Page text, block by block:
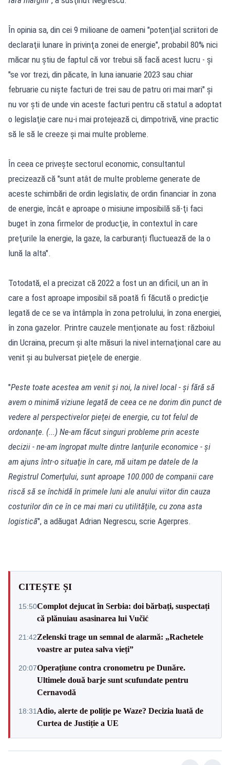
În opinia sa, din cei 9 milioane de oameni "potenţial scriitori de
declaraţii lunare în privinţa zonei de energie", probabil 80% nici
măcar nu ştiu de faptul că vor trebui să facă acest lucru - şi
"se vor trezi, din păcate, în luna ianuarie 2023 sau chiar
februarie cu nişte facturi de trei sau de patru ori mai mari" şi
nu vor şti de unde vin aceste facturi pentru că statul a adoptat
o legislaţie care nu-i mai protejează ci, dimpotrivă, vine practic
să le să le creeze şi mai multe probleme.
În ceea ce priveşte sectorul economic, consultantul
precizează că "sunt atât de multe probleme generate de
aceste schimbări de ordin legislativ, de ordin financiar în zona
de energie, încât e aproape o misiune imposibilă să-ţi faci
buget în zona firmelor de producţie, în contextul în care
preţurile la energie, la gaze, la carburanţi fluctuează de la o
lună la alta".
Totodată, el a precizat că 2022 a fost un an dificil, un an în
care a fost aproape imposibil să poată fi făcută o predicţie
legată de ce se va întâmpla în zona petrolului, în zona energiei,
în zona gazelor. Printre cauzele menţionate au fost: războiul
din Ucraina, precum şi alte măsuri la nivel internaţional care au
venit şi au bulversat pieţele de energie.
"Peste toate acestea am venit şi noi, la nivel local - şi fără să
avem o minimă viziune legată de ceea ce ne dorim din punct de
vedere al perspectivelor pieţei de energie, cu tot felul de
ordonanţe. (...) Ne-am făcut singuri probleme prin aceste
decizii - ne-am îngropat multe dintre lanţurile economice - şi
am ajuns într-o situaţie în care, mă uitam pe datele de la
Registrul Comerţului, sunt aproape 100.000 de companii care
riscă să se închidă în primele luni ale anului viitor din cauza
costurilor din ce în ce mai mari cu utilităţile, cu zona asta
logistică", a adăugat Adrian Negrescu, scrie Agerpres.
CITEȘTE ȘI
15:50Complot dejucat în Serbia: doi bărbați, suspectați
că plănuiau asasinarea lui Vučić
21:42Zelenski trage un semnal de alarmă: „Rachetele
voastre ar putea salva vieți”
20:07Operațiune contra cronometru pe Dunăre.
Ultimele două barje sunt scufundate pentru
Cernavodă
18:31 Adio, alerte de poliție pe Waze? Decizia luată de
Curtea de Justiție a UE